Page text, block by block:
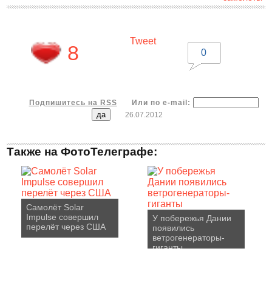
8
Tweet
0
Подпишитесь на RSS
Или по e-mail:
26.07.2012
Также на ФотоТелеграфе:
Самолёт Solar
Impulse совершил
перелёт через США
У побережья Дании
появились
ветрогенераторы-
гиганты